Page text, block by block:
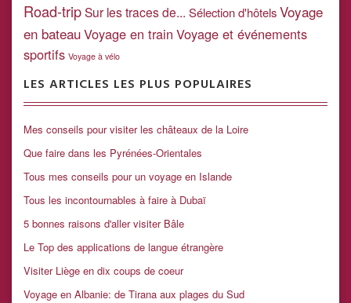
Road-tripSur les traces de... Sélection d'hôtelsVoyage
en bateauVoyage en train Voyage et événements
sportifs Voyage à vélo
LES ARTICLES LES PLUS POPULAIRES
Mes conseils pour visiter les châteaux de la Loire
Que faire dans les Pyrénées-Orientales
Tous mes conseils pour un voyage en Islande
Tous les incontournables à faire à Dubaï
5 bonnes raisons d'aller visiter Bâle
Le Top des applications de langue étrangère
Visiter Liège en dix coups de coeur
Voyage en Albanie: de Tirana aux plages du Sud